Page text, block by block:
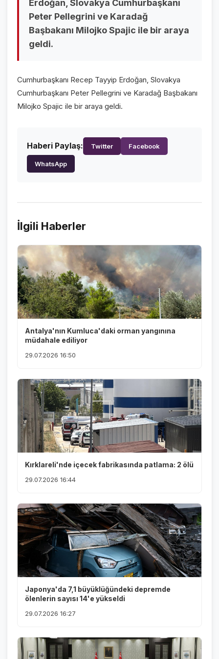
VİDEO GALERİ
FOTO GALERİ
KURUMSAL
HAKKIMIZDA
KÜNYE
Erdoğan, Slovakya Cumhurbaşkanı
Peter Pellegrini ve Karadağ
Başbakanı Milojko Spajic ile bir araya
geldi.
Cumhurbaşkanı Recep Tayyip Erdoğan, Slovakya
Cumhurbaşkanı Peter Pellegrini ve Karadağ Başbakanı
Milojko Spajic ile bir araya geldi.
Haberi Paylaş: Twitter Facebook
WhatsApp
İlgili Haberler
Antalya'nın Kumluca'daki orman yangınına
müdahale ediliyor
29.07.2026 16:50
Kırklareli'nde içecek fabrikasında patlama: 2 ölü
29.07.2026 16:44
Japonya'da 7,1 büyüklüğündeki depremde
ölenlerin sayısı 14'e yükseldi
29.07.2026 16:27